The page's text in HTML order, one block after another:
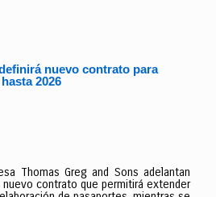
nuevo contrato para
2026
Thomas Greg and Sons adelantan
contrato que permitirá extender